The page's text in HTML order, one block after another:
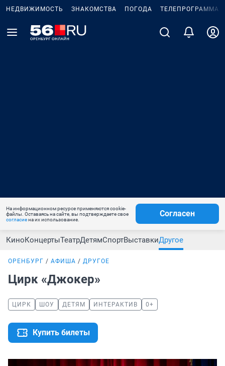
НЕДВИЖИМОСТЬ ЗНАКОМСТВА ПОГОДА ТЕЛЕПРОГРАММА
На информационном ресурсе применяются cookie-
файлы. Оставаясь на сайте, вы подтверждаете свое
согласиена их использование.
Согласен
КиноКонцертыТеатрДетямСпортВыставкиДругое
ОРЕНБУРГ АФИША ДРУГОЕ
Цирк «Джокер»
ЦИРК ШОУ ДЕТЯМ ИНТЕРАКТИВ 0+
Купить билеты